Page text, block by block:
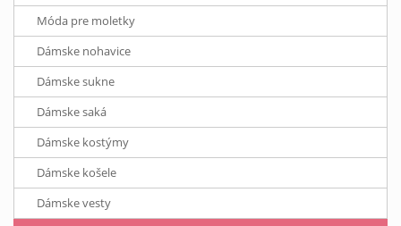
Móda pre moletky
Dámske nohavice
Dámske sukne
Dámske saká
Dámske kostýmy
Dámske košele
Dámske vesty